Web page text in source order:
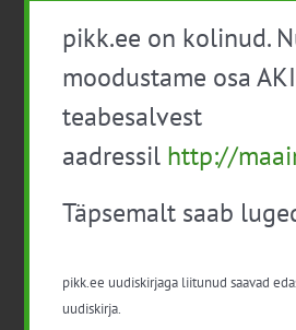
All day
Mahe- ja
10:00-17:00
EPKK konverents:
20
Mahe- ja
TASUTA
pikk.ee on kolinud.
moodustame osa
teabesalvest
aadressil http://
Täpsemalt saab
pikk.ee uudiskirjaga liitunud saavad
uudiskirja.